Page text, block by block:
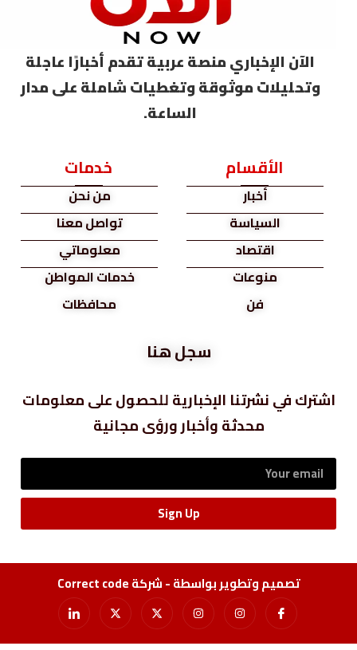
الآن الإخباري منصة عربية تقدم أخبارًا عاجلة
وتحليلات موثوقة وتغطيات شاملة على مدار
الساعة.
الأقسام
أخبار
السياسة
اقتصاد
منوعات
فن
خدمات
من نحن
تواصل معنا
معلوماتي
خدمات المواطن
محافظات
سجل هنا
اشترك في نشرتنا الإخبارية للحصول على معلومات
محدثة وأخبار ورؤى مجانية
Sign Up
تصميم وتطوير بواسطة - شركة Correct code